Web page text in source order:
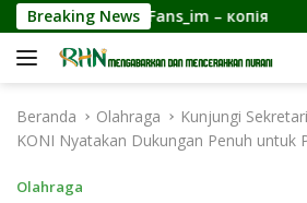
a
Breaking NewsFans_im – копія
Beranda Olahraga
Kunjungi
KONI Nyatakan Dukungan Penuh untuk
Olahraga